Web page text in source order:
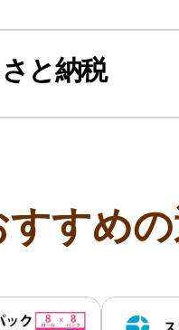
比較
ルワーカー
と納税
すめ